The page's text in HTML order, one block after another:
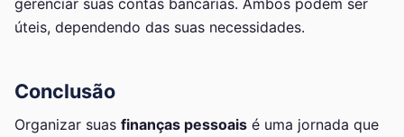
gerenciar suas contas bancárias. Ambos podem ser
úteis, dependendo das suas necessidades.
Conclusão
Organizar suas finanças pessoais é uma jornada que